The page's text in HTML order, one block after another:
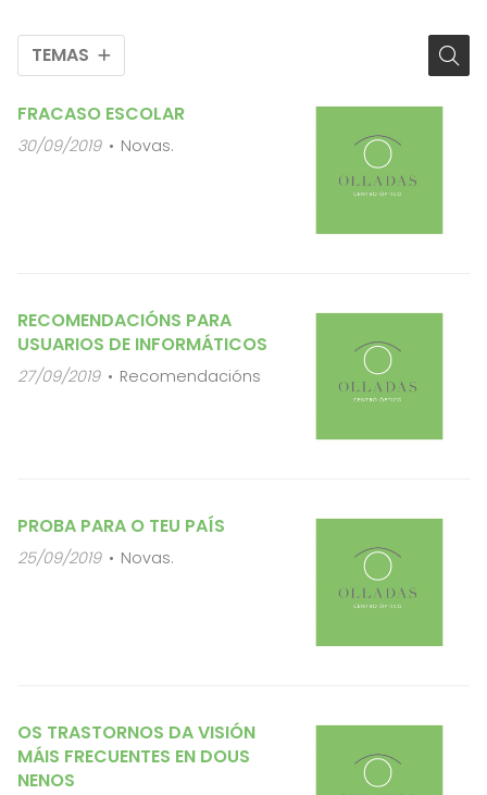
TEMAS
FRACASO ESCOLAR
30/09/2019 Novas.
RECOMENDACIÓNS PARA
USUARIOS DE INFORMÁTICOS
27/09/2019 Recomendacións
PROBA PARA O TEU PAÍS
25/09/2019 Novas.
OS TRASTORNOS DA VISIÓN
MÁIS FRECUENTES EN DOUS
NENOS